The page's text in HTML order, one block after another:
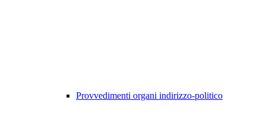
Provvedimenti organi indirizzo-politico